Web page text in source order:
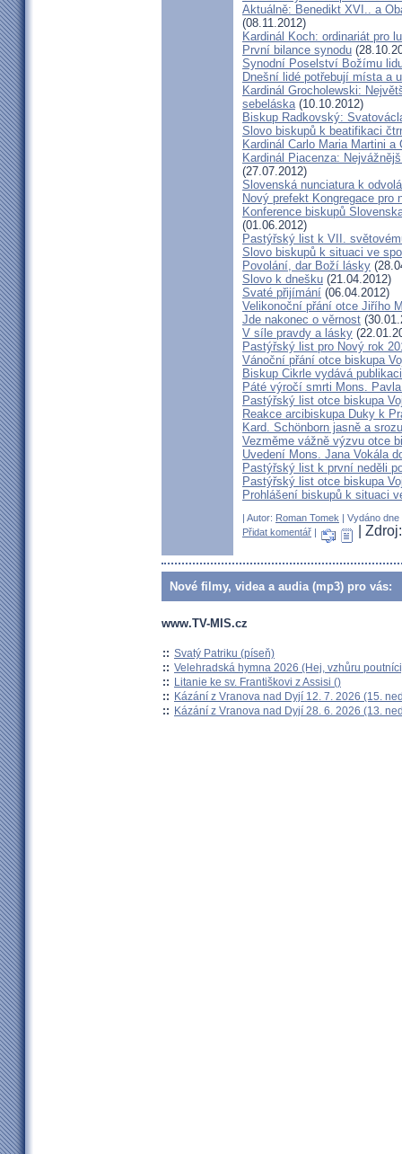
Aktuálně: Benedikt XVI.. a
(08.11.2012)
Kardinál Koch: ordinariát pro
První bilance synodu
Synodní Poselství Božímu
Dnešní lidé potřebují místa a
Kardinál Grocholewski:
sebeláska(10.10.2012)
Biskup Radkovský:
Slovo biskupů k beatifikaci
Kardinál Carlo Maria Martini
Kardinál Piacenza:
(27.07.2012)
Slovenská nunciatura k
Nový prefekt Kongregace pro
Konference biskupů
(01.06.2012)
Pastýřský list k VII.
Slovo biskupů k situaci ve
Povolání, dar Boží lásky
Slovo k dnešku (21.04.2012)
Svaté přijímání (06.04.2012)
Velikonoční přání otce Jiřího
Jde nakonec o věrnost
V síle pravdy a lásky
Pastýřský list pro Nový rok
Vánoční přání otce biskupa
Biskup Cikrle vydává
Páté výročí smrti Mons.
Pastýřský list otce biskupa
Reakce arcibiskupa Duky k
Kard. Schönborn jasně a
Vezměme vážně výzvu otce
Uvedení Mons. Jana Vokála
Pastýřský list k první neděli
Pastýřský list otce biskupa
Prohlášení biskupů k situaci
| Autor: Roman Tomek | Vydáno
Přidat komentář | |
Nové filmy, videa a audia (mp3) pro vás:
www.TV-MIS.cz
:: Svatý Patriku (píseň)
:: Velehradská hymna 2026 (Hej, vzhůru
:: Litanie ke sv. Františkovi z Assisi ()
:: Kázání z Vranova nad Dyjí 12. 7. 2026 (15.
:: Kázání z Vranova nad Dyjí 28. 6. 2026 (13.